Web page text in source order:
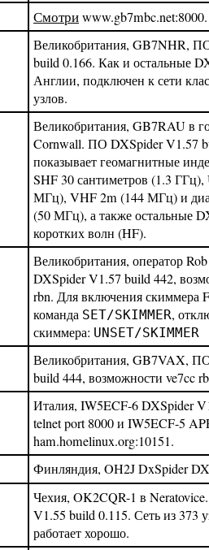
Смотриwww.gb7mbc.net:8000.
Великобритания, GB7NHR,
build 0.166. Как и остальные
Англии, подключен к сети
узлов.
Великобритания, GB7RAU в
Cornwall. ПО DXSpider V1.57
показывает геомагнитные
SHF 30 сантиметров (1.3
МГц), VHF 2m (144 МГц) и
(50 МГц), а также остальные
коротких волн (HF).
Великобритания, оператор
DXSpider V1.57 build 442,
rbn. Для включения скиммера
команда SET/SKIMMER,
скиммера: UNSET/SKIMMER
Великобритания, GB7VAX,
build 444, возможности ve7cc
Италия, IW5ECF-6 DXSpider
telnet port 8000 и IW5ECF-5
ham.homelinux.org:10151.
Финляндия, OH2J DxSpider
Чехия, OK2CQR-1 в
V1.55 build 0.115. Сеть из 373
работает хорошо.